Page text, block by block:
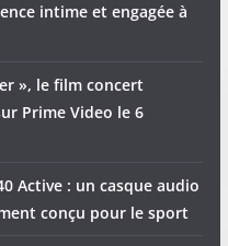
intime et engagée à
», le film concert
Prime Video le 6
Active : un casque audio
conçu pour le sport